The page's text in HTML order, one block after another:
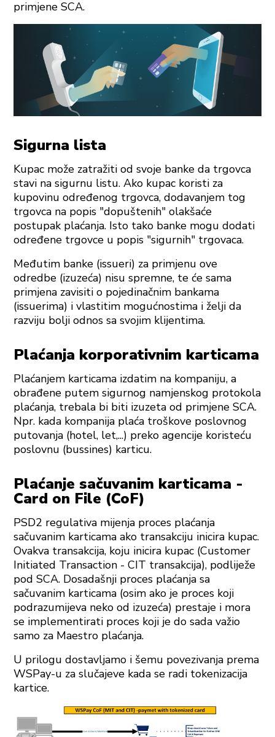
primjene SCA.
Sigurna lista
Kupac može zatražiti od svoje banke da trgovca
stavi na sigurnu listu. Ako kupac koristi za
kupovinu određenog trgovca, dodavanjem tog
trgovca na popis "dopuštenih" olakšaće
postupak plaćanja. Isto tako banke mogu dodati
određene trgovce u popis "sigurnih" trgovaca.
Međutim banke (issueri) za primjenu ove
odredbe (izuzeća) nisu spremne, te će sama
primjena zavisiti o pojedinačnim bankama
(issuerima) i vlastitim mogućnostima i želji da
razviju bolji odnos sa svojim klijentima.
Plaćanja korporativnim karticama
Plaćanjem karticama izdatim na kompaniju, a
obrađene putem sigurnog namjenskog protokola
plaćanja, trebala bi biti izuzeta od primjene SCA.
Npr. kada kompanija plaća troškove poslovnog
putovanja (hotel, let,...) preko agencije koristeću
poslovnu (bussines) karticu.
Plaćanje sačuvanim karticama -
Card on File (CoF)
PSD2 regulativa mijenja proces plaćanja
sačuvanim karticama ako transakciju inicira kupac.
Ovakva transakcija, koju inicira kupac (Customer
Initiated Transaction - CIT transakcija), podliježe
pod SCA. Dosadašnji proces plaćanja sa
sačuvanim karticama (osim ako je proces koji
podrazumijeva neko od izuzeća) prestaje i mora
se implementirati proces koji je do sada važio
samo za Maestro plaćanja.
U prilogu dostavljamo i šemu povezivanja prema
WSPay-u za slučajeve kada se radi tokenizacija
kartice.